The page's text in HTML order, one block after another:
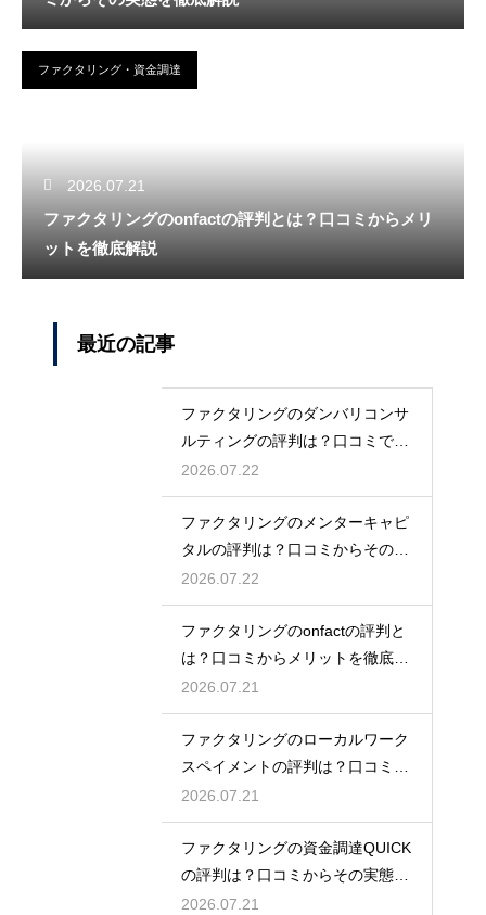
ファクタリング・資金調達
2026.07.21
ファクタリングのonfactの評判とは？口コミからメリ
ットを徹底解説
最近の記事
ファクタリングのダンバリコンサ
ルティングの評判は？口コミで実
態を解説
2026.07.22
ファクタリングのメンターキャピ
タルの評判は？口コミからその実
態を徹底解説
2026.07.22
ファクタリングのonfactの評判と
は？口コミからメリットを徹底解
説
2026.07.21
ファクタリングのローカルワーク
スペイメントの評判は？口コミで
実態を解説
2026.07.21
ファクタリングの資金調達QUICK
の評判は？口コミからその実態を
徹底解説
2026.07.21